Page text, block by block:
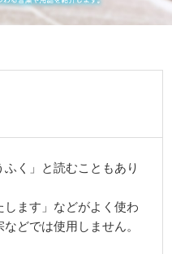
ふく」と読むこともあり
します」などがよく使わ
どでは使用しません。